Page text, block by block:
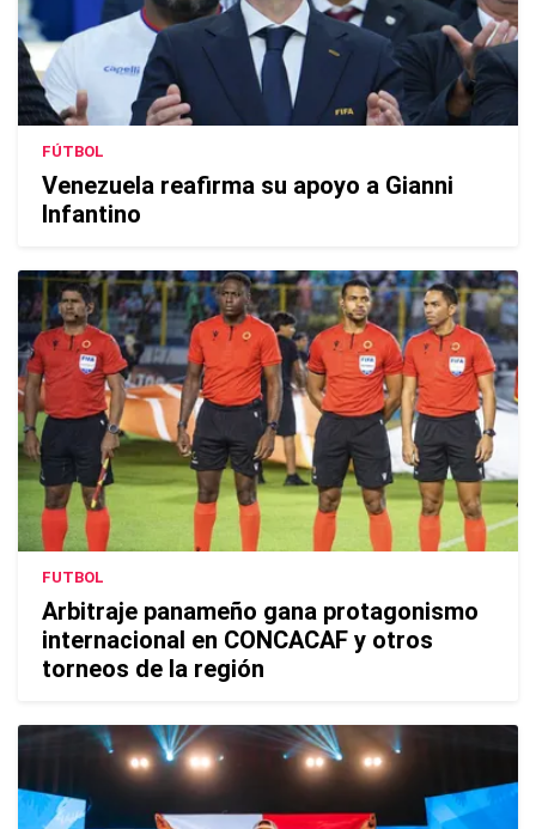
FÚTBOL
Venezuela reafirma su apoyo a Gianni
Infantino
FUTBOL
Arbitraje panameño gana protagonismo
internacional en CONCACAF y otros
torneos de la región